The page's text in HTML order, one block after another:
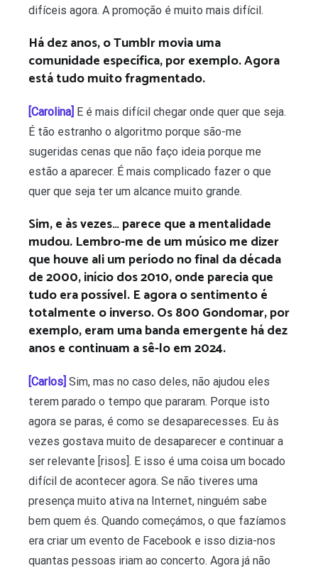
difíceis agora. A promoção é muito mais difícil.
Há dez anos, o Tumblr movia uma
comunidade específica, por exemplo. Agora
está tudo muito fragmentado.
[Carolina] E é mais difícil chegar onde quer que seja.
É tão estranho o algoritmo porque são-me
sugeridas cenas que não faço ideia porque me
estão a aparecer. É mais complicado fazer o que
quer que seja ter um alcance muito grande.
Sim, e às vezes… parece que a mentalidade
mudou. Lembro-me de um músico me dizer
que houve ali um período no final da década
de 2000, início dos 2010, onde parecia que
tudo era possível. E agora o sentimento é
totalmente o inverso. Os 800 Gondomar, por
exemplo, eram uma banda emergente há dez
anos e continuam a sê-lo em 2024.
[Carlos] Sim, mas no caso deles, não ajudou eles
terem parado o tempo que pararam. Porque isto
agora se paras, é como se desaparecesses. Eu às
vezes gostava muito de desaparecer e continuar a
ser relevante [risos]. E isso é uma coisa um bocado
difícil de acontecer agora. Se não tiveres uma
presença muito ativa na Internet, ninguém sabe
bem quem és. Quando começámos, o que fazíamos
era criar um evento de Facebook e isso dizia-nos
quantas pessoas iriam ao concerto. Agora já não